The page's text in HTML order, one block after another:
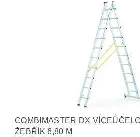
COMBIMASTER DX
ŽEBŘÍK 6,80 M